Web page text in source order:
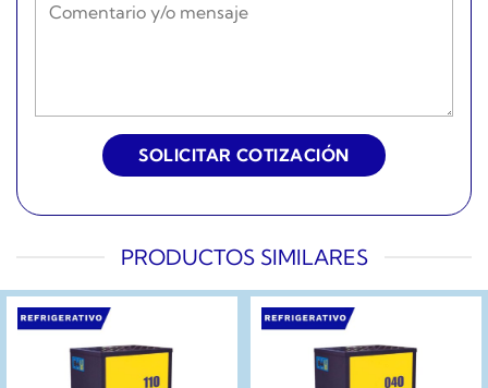
PRODUCTOS SIMILARES